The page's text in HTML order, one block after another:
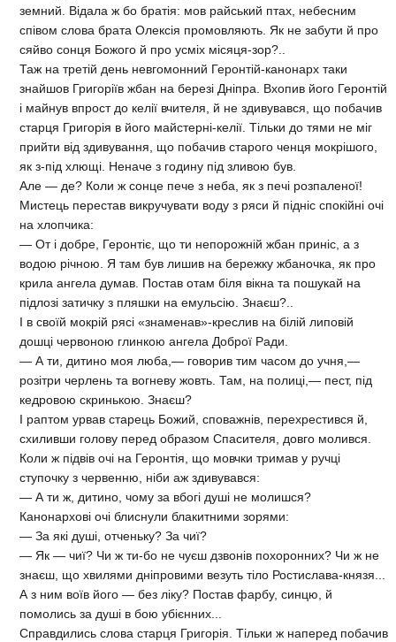
земний. Відала ж бо братія: мов райський птах, небесним
співом слова брата Олексія промовляють. Як не забути й про
сяйво сонця Божого й про усміх місяця-зор?..
Таж на третій день невгомонний Геронтій-канонарх таки
знайшов Григоріїв жбан на березі Дніпра. Вхопив його Геронтій
і майнув впрост до келії вчителя, й не здивувався, що побачив
старця Григорія в його майстерні-келії. Тільки до тями не міг
прийти від здивування, що побачив старого ченця мокрішого,
як з-під хлющі. Неначе з годину під зливою був.
Але — де? Коли ж сонце пече з неба, як з печі розпаленої!
Мистець перестав викручувати воду з ряси й підніс спокійні очі
на хлопчика:
— От і добре, Геронтіє, що ти непорожній жбан приніс, а з
водою річною. Я там був лишив на бережку жбаночка, як про
крила ангела думав. Постав отам біля вікна та пошукай на
підлозі затичку з пляшки на емульсію. Знаєш?..
І в своїй мокрій рясі «знаменав»-креслив на білій липовій
дошці червоною глинкою ангела Доброї Ради.
— А ти, дитино моя люба,— говорив тим часом до учня,—
розітри черлень та вогневу жовть. Там, на полиці,— пест, під
кедровою скринькою. Знаєш?
І раптом урвав старець Божий, споважнів, перехрестився й,
схиливши голову перед образом Спасителя, довго молився.
Коли ж підвів очі на Геронтія, що мовчки тримав у ручці
ступочку з червенню, ніби аж здивувався:
— А ти ж, дитино, чому за вбогі душі не молишся?
Канонархові очі блиснули блакитними зорями:
— За які душі, отченьку? За чиї?
— Як — чиї? Чи ж ти-бо не чуєш дзвонів похоронних? Чи ж не
знаєш, що хвилями дніпровими везуть тіло Ростислава-князя...
А з ним воїв його — без ліку? Постав фарбу, синцю, й
помолись за душі в бою убієнних...
Справдились слова старця Григорія. Тільки ж наперед побачив